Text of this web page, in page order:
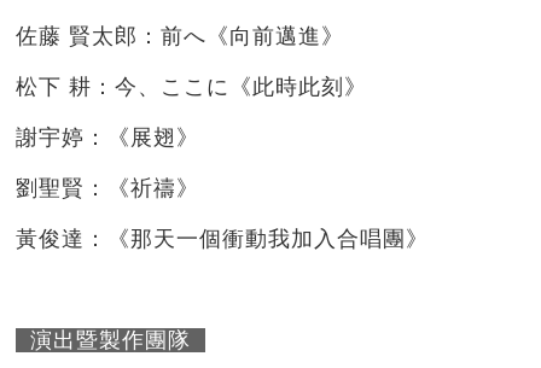
佐藤 賢太郎：前へ《向前邁進》
松下 耕：今、ここに《此時此刻》
謝宇婷：《展翅》
劉聖賢：《祈禱》
黃俊達：《那天一個衝動我加入合唱團》
演出暨製作團隊